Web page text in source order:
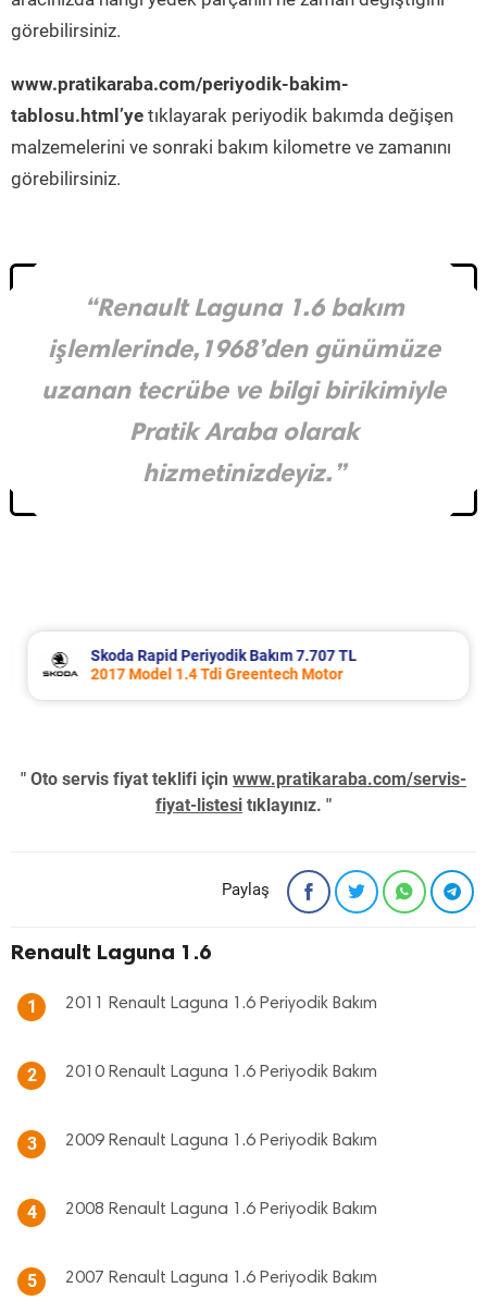
görebilirsiniz.
www.pratikaraba.com/periyodik-bakim-
tablosu.html’ye tıklayarak periyodik bakımda değişen
malzemelerini ve sonraki bakım kilometre ve zamanını
görebilirsiniz.
“Renault Laguna 1.6 bakım
işlemlerinde,1968’den günümüze
uzanan tecrübe ve bilgi birikimiyle
Pratik Araba olarak
hizmetinizdeyiz.”
Skoda Rapid Periyodik Bakım 7.707 TL
2017 Model 1.4 Tdi Greentech Motor
" Oto servis fiyat teklifi için www.pratikaraba.com/servis-
fiyat-listesi tıklayınız. "
Paylaş
Renault Laguna 1.6
1 2011 Renault Laguna 1.6 Periyodik Bakım
2 2010 Renault Laguna 1.6 Periyodik Bakım
3 2009 Renault Laguna 1.6 Periyodik Bakım
4 2008 Renault Laguna 1.6 Periyodik Bakım
5 2007 Renault Laguna 1.6 Periyodik Bakım